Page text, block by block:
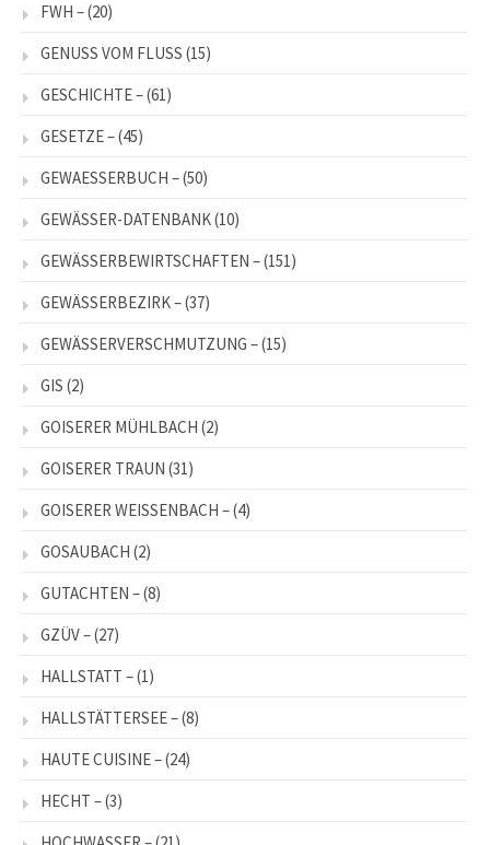
FWH –(20)
GENUSS VOM FLUSS (15)
GESCHICHTE –(61)
GESETZE –(45)
GEWAESSERBUCH –(50)
GEWÄSSER-DATENBANK(10)
GEWÄSSERBEWIRTSCHAFTEN –(151)
GEWÄSSERBEZIRK –(37)
GEWÄSSERVERSCHMUTZUNG –(15)
GIS (2)
GOISERER MÜHLBACH (2)
GOISERER TRAUN (31)
GOISERER WEISSENBACH –(4)
GOSAUBACH (2)
GUTACHTEN –(8)
GZÜV –(27)
HALLSTATT –(1)
HALLSTÄTTERSEE –(8)
HAUTE CUISINE –(24)
HECHT –(3)